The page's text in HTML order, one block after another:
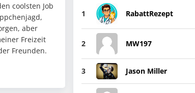
coolsten Job
aber
Freizeit
Freunden.
1 RabattRezept
2 MW197
3 Jason Miller